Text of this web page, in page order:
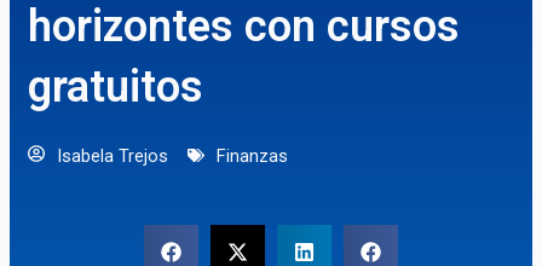
horizontes con cursos
gratuitos
Isabela Trejos Finanzas